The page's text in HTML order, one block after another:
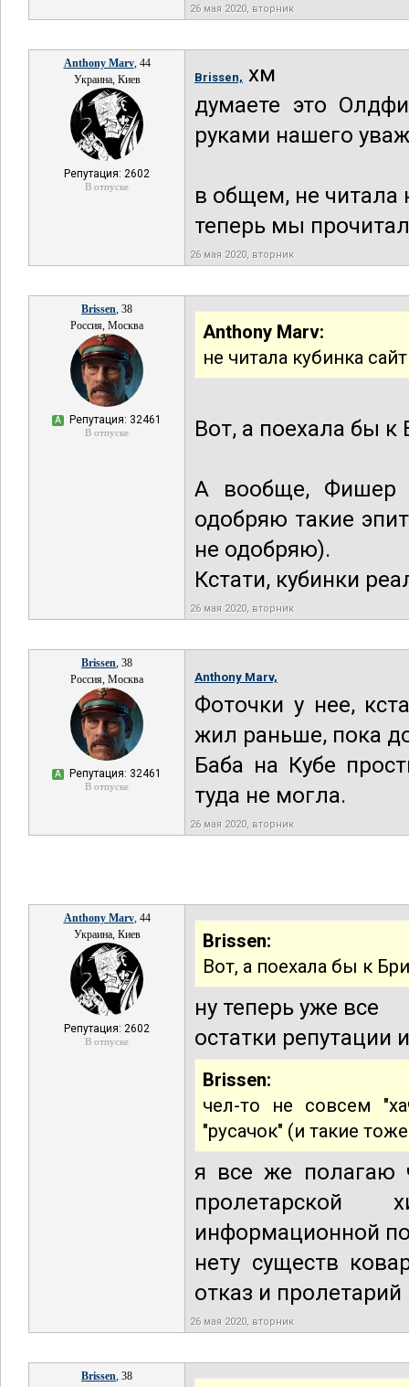
26 мая 2020, вторник
Anthony Marv, 44
Украина, Киев
Репутация: 2602
В отпуске
Brissen, хм
думаете это
руками нашего
в общем, не читала
теперь мы
26 мая 2020, вторник
Brissen, 38
Россия, Москва
А Репутация: 32461
В отпуске
Anthony Marv:
не читала кубинка
Вот, а поехала бы к
А вообще, Фишер
одобряю такие
не одобряю).
Кстати, кубинки
26 мая 2020, вторник
Brissen, 38
Россия, Москва
А Репутация: 32461
В отпуске
Anthony Marv,
Фоточки у нее,
жил раньше, пока
Баба на Кубе
туда не могла.
26 мая 2020, вторник
Anthony Marv, 44
Украина, Киев
Репутация: 2602
В отпуске
Brissen:
Вот, а поехала бы к
ну теперь уже все
остатки
Brissen:
чел-то не совсем
"русачок" (и такие
я все же полагаю
информационной
нету существ
отказ и
26 мая 2020, вторник
Brissen, 38